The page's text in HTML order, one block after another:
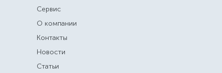
Сервис
О компании
Контакты
Новости
Статьи